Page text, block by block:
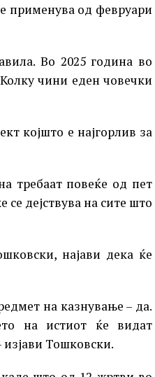
применува од февруари
Во 2025 година во
чини еден човечки
којшто е најгорлив за
требаат повеќе од пет
дејствува на сите што
најави дека ќе
на казнување – да.
на истиот ќе видат
изјави Тошковски.